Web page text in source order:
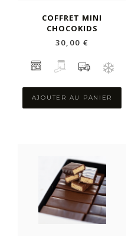
COFFRET MINI
CHOCOKIDS
30,00 €
AJOUTER AU PANIER